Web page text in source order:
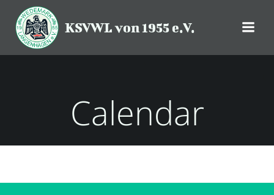
Inhalt
springen
KSVWL von 1955 e.V.
Calendar